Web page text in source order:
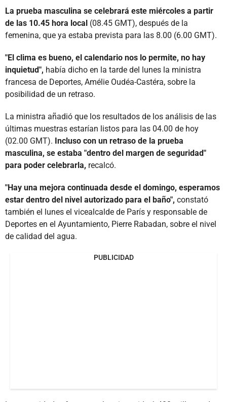
La prueba masculina se celebrará este miércoles a partir
de las 10.45 hora local (08.45 GMT), después de la
femenina, que ya estaba prevista para las 8.00 (6.00 GMT).
"El clima es bueno, el calendario nos lo permite, no hay
inquietud", había dicho en la tarde del lunes la ministra
francesa de Deportes, Amélie Oudéa-Castéra, sobre la
posibilidad de un retraso.
La ministra añadió que los resultados de los análisis de las
últimas muestras estarían listos para las 04.00 de hoy
(02.00 GMT). Incluso con un retraso de la prueba
masculina, se estaba "dentro del margen de seguridad"
para poder celebrarla, recalcó.
"Hay una mejora continuada desde el domingo, esperamos
estar dentro del nivel autorizado para el baño", constató
también el lunes el vicealcalde de París y responsable de
Deportes en el Ayuntamiento, Pierre Rabadan, sobre el nivel
de calidad del agua.
PUBLICIDAD